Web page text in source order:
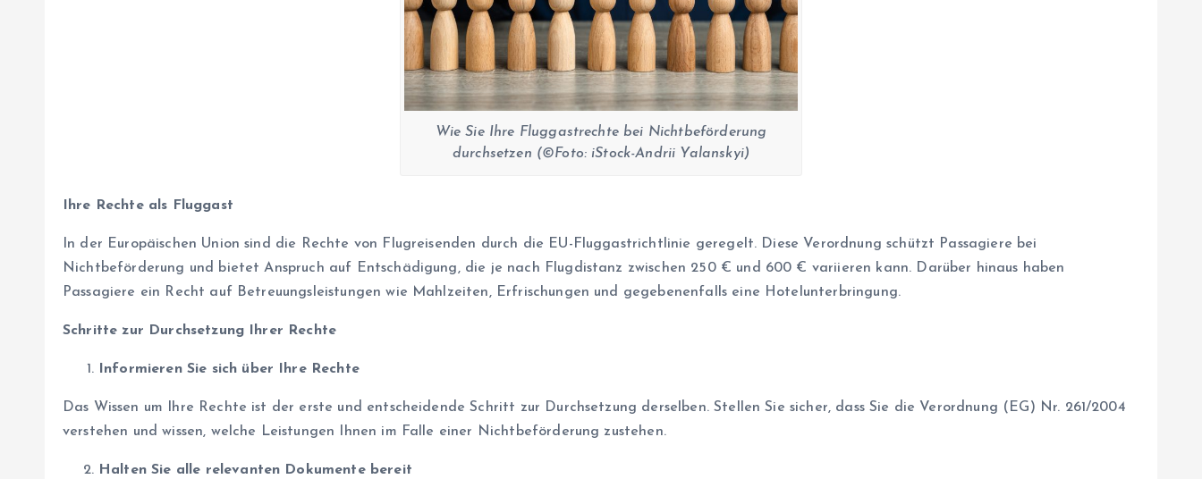
Wie Sie Ihre Fluggastrechte bei Nichtbeförderung
durchsetzen (©Foto: iStock-Andrii Yalanskyi)
Ihre Rechte als Fluggast
In der Europäischen Union sind die Rechte von Flugreisenden durch die EU-Fluggastrichtlinie geregelt. Diese Verordnung schützt Passagiere bei
Nichtbeförderung und bietet Anspruch auf Entschädigung, die je nach Flugdistanz zwischen 250 € und 600 € variieren kann. Darüber hinaus haben
Passagiere ein Recht auf Betreuungsleistungen wie Mahlzeiten, Erfrischungen und gegebenenfalls eine Hotelunterbringung.
Schritte zur Durchsetzung Ihrer Rechte
Informieren Sie sich über Ihre Rechte
Das Wissen um Ihre Rechte ist der erste und entscheidende Schritt zur Durchsetzung derselben. Stellen Sie sicher, dass Sie die Verordnung (EG) Nr. 261/2004
verstehen und wissen, welche Leistungen Ihnen im Falle einer Nichtbeförderung zustehen.
Halten Sie alle relevanten Dokumente bereit